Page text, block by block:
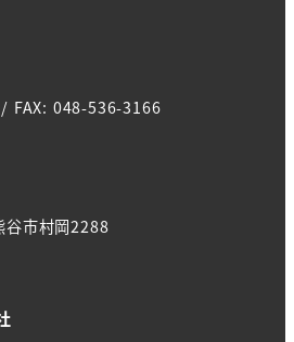
FAX: 048-536-3166
谷市村岡2288